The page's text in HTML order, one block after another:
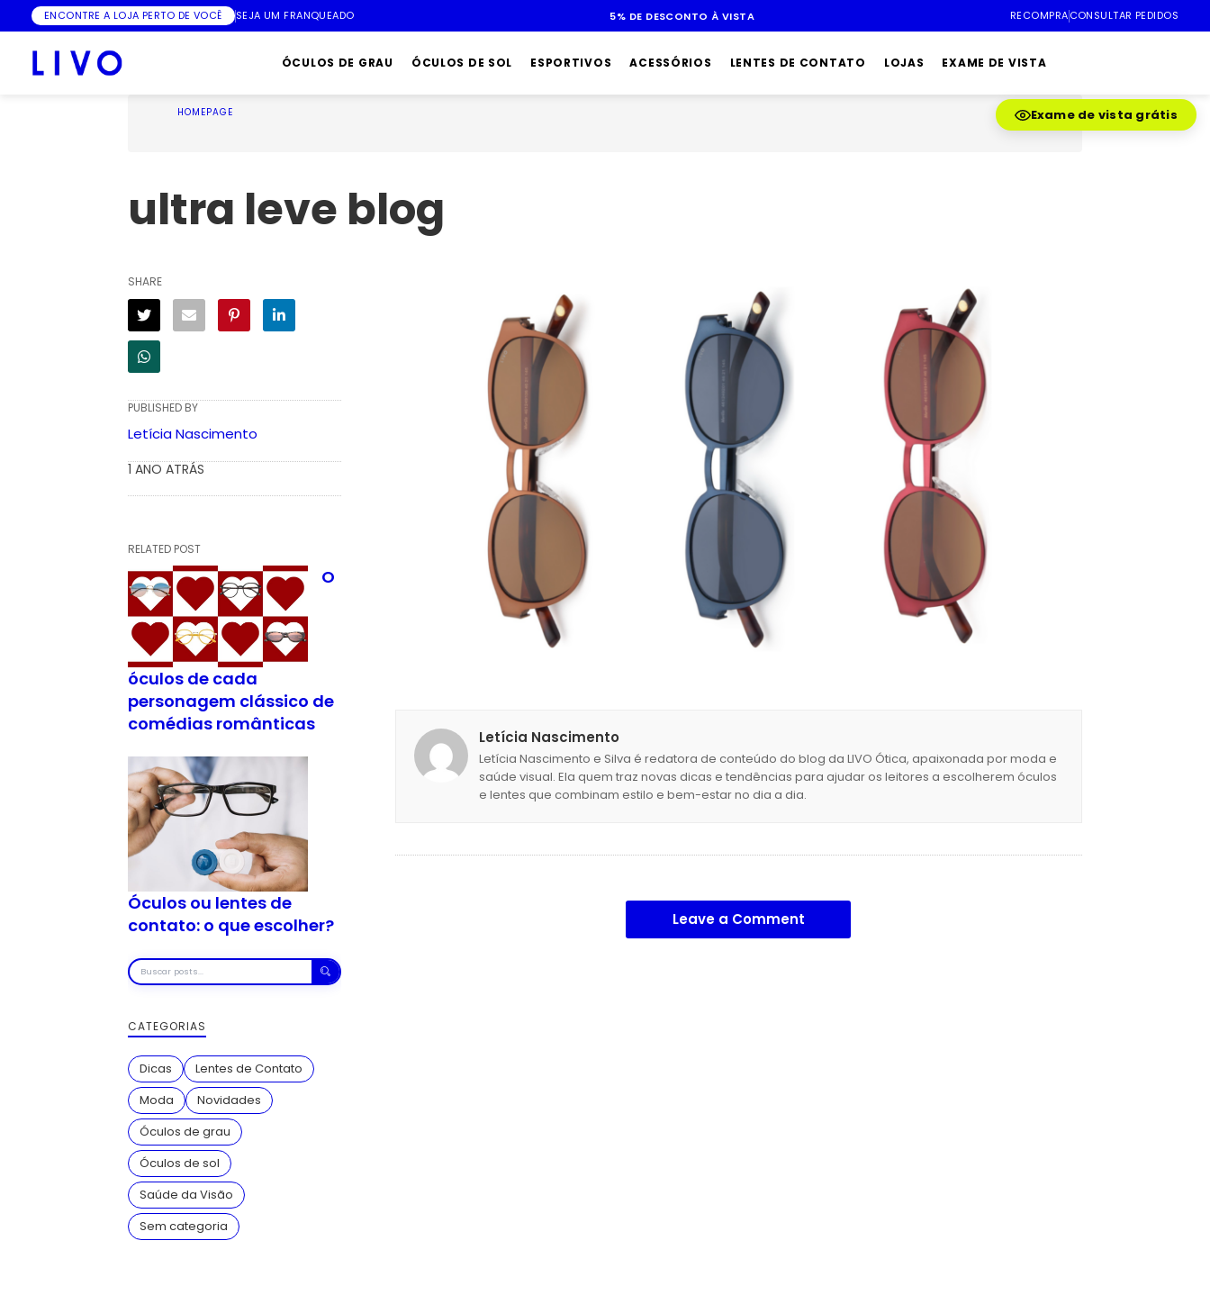
ENCONTRE A LOJA PERTO DE VOCÊ SEJA UM FRANQUEADO RECOMPRACONSULTAR PEDIDOS
ÓCULOS DE GRAU ÓCULOS DE SOL ESPORTIVOS ACESSÓRIOS LENTES DE CONTATO LOJAS EXAME DE VISTA
Exame de vista grátis
HOMEPAGE
ultra leve blog
Letícia Nascimento
Letícia Nascimento e Silva é redatora de conteúdo do blog da LIVO Ótica, apaixonada por moda e
saúde visual. Ela quem traz novas dicas e tendências para ajudar os leitores a escolherem óculos
e lentes que combinam estilo e bem-estar no dia a dia.
Leave a Comment
SHARE
PUBLISHED BY
Letícia Nascimento
1 ANO ATRÁS
RELATED POST
O
óculos de cada
personagem clássico de
comédias românticas
Óculos ou lentes de
contato: o que escolher?
Buscar
posts
CATEGORIAS
Dicas
Lentes de Contato
Moda
Novidades
Óculos de grau
Óculos de sol
Saúde da Visão
Sem categoria